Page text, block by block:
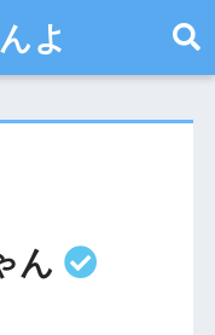
よ
ん